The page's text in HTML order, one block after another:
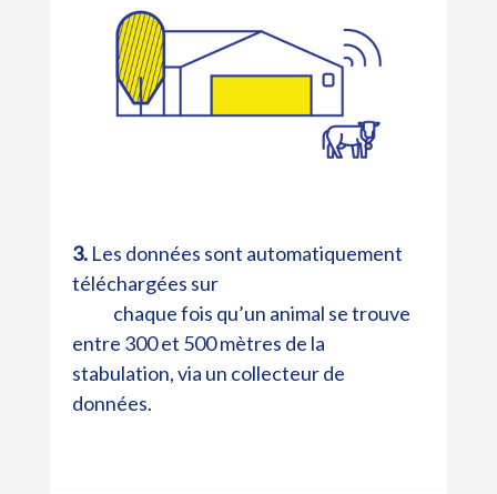
3. Les données sont automatiquement
téléchargées sur
chaque fois qu’un animal se trouve
entre 300 et 500 mètres de la
stabulation, via un collecteur de
données.